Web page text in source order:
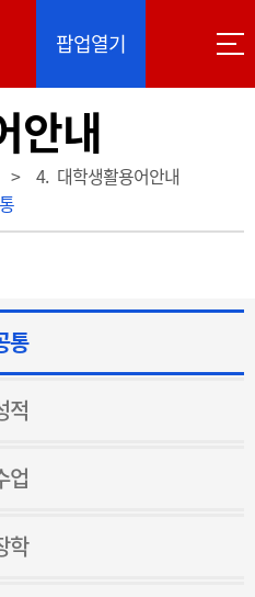
번역을 제공합니다. 번역
팝업열기
안내
4. 대학생활용어안내
통
적
업
학